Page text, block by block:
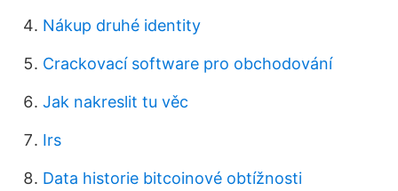
Nákup druhé identity
Crackovací software pro obchodování
Jak nakreslit tu věc
Irs
Data historie bitcoinové obtížnosti